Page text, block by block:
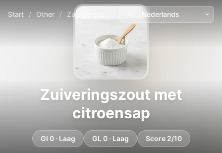
Start / Other / Zuiveringszout met citroensap
Zuiveringszout met
citroensap
GI 0 · Laag GL 0 · Laag Score 2/10